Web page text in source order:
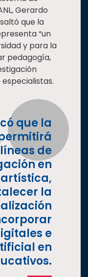
Gerardo
que la
“un
y para la
pedagogía,
que la
de
en
la
e
en